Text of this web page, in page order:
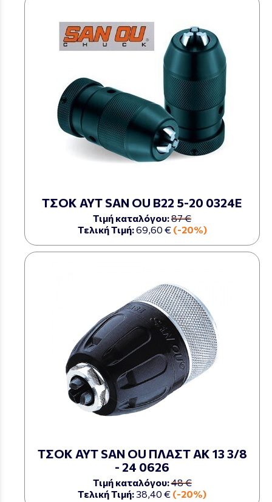
ΤΣΟΚ ΑΥΤ SAN OU Β22 5-20 0324Ε
Τιμή καταλόγου:87 €
Τελική Τιμή:69,60 € (-20%)
ΤΣΟΚ ΑΥΤ SAN OU ΠΛΑΣΤ ΑΚ 13 3/8
- 24 0626
Τιμή καταλόγου:48 €
Τελική Τιμή:38,40 € (-20%)